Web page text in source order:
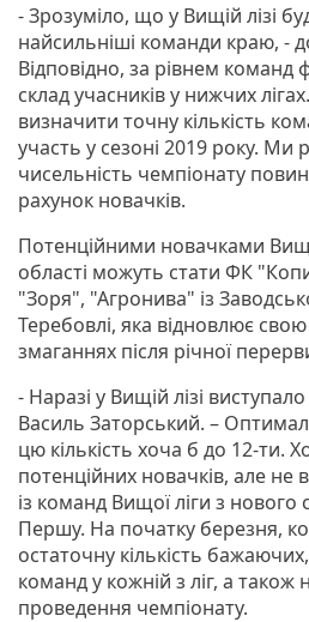
- Зрозуміло, що у Вищій лізі
найсильніші команди краю, -
Відповідно, за рівнем команд
склад учасників у нижчих
визначити точну кількість
участь у сезоні 2019 року.
чисельність чемпіонату
рахунок новачків.
Потенційними новачками
області можуть стати ФК
"Зоря", "Агронива" із
Теребовлі, яка відновлює
змаганнях після річної
- Наразі у Вищій лізі
Василь Заторський. –
цю кількість хоча б до 12-ти.
потенційних новачків, але
із команд Вищої ліги з нового
Першу. На початку березня,
остаточну кількість
команд у кожній з ліг, а
проведення чемпіонату.